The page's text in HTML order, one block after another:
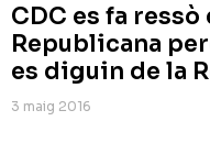
CDC es fa
Republicana
es diguin de la
3 maig 2016